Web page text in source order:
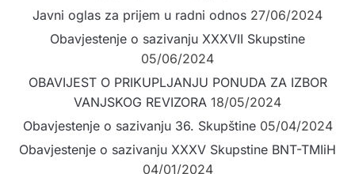
Javni oglas za prijem u radni odnos 27/06/2024
Obavjestenje o sazivanju XXXVII Skupstine
05/06/2024
OBAVIJEST O PRIKUPLJANJU PONUDA ZA IZBOR
VANJSKOG REVIZORA 18/05/2024
Obavjestenje o sazivanju 36. Skupštine 05/04/2024
Obavjestenje o sazivanju XXXV Skupstine BNT-TMIiH
04/01/2024